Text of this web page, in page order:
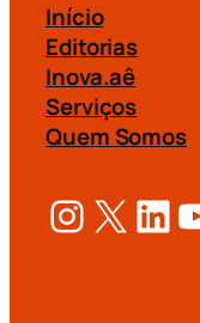
Início
Editorias
Inova.aê
Serviços
Quem Somos
Instagram X LinkedIn Youtube